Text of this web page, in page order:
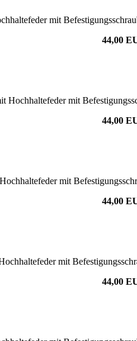
mit
44,00
mit
44,00
mit
44,00
mit
44,00